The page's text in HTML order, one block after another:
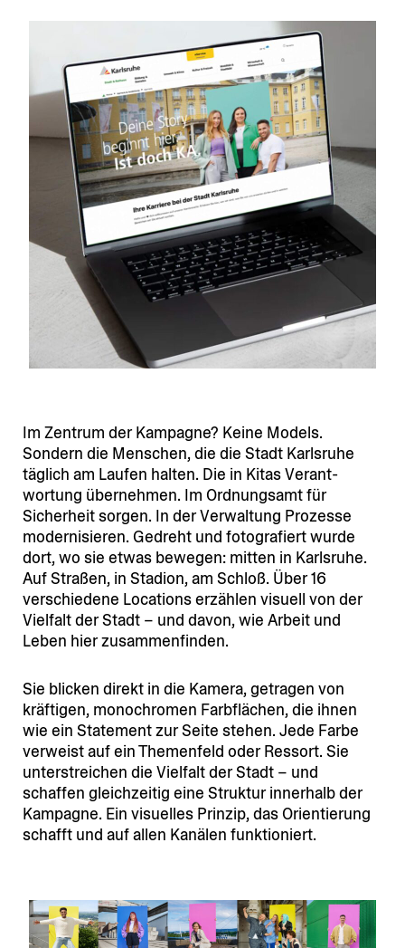
Im Zentrum der Kampagne? Keine Models.
Sondern die Menschen, die die Stadt Karlsruhe
täglich am Laufen halten. Die in Kitas Verant­
wortung übernehmen. Im Ordnungsamt für
Sicherheit sorgen. In der Verwaltung Prozesse
moder­ni­sieren. Gedreht und fotogra­fiert wurde
dort, wo sie etwas bewegen: mitten in Karlsruhe.
Auf Straßen, in Stadion, am Schloß. Über 16
verschiedene Locations erzählen visuell von der
Vielfalt der Stadt – und davon, wie Arbeit und
Leben hier zusammenfinden.
Sie blicken direkt in die Kamera, getragen von
kräftigen, monochromen Farbflächen, die ihnen
wie ein Statement zur Seite stehen. Jede Farbe
verweist auf ein Themenfeld oder Ressort. Sie
unter­streichen die Vielfalt der Stadt – und
schaffen gleich­zeitig eine Struktur innerhalb der
Kampagne. Ein visuelles Prinzip, das Orien­tierung
schafft und auf allen Kanälen funktioniert.